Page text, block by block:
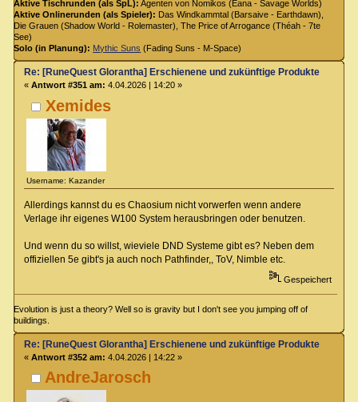
Aktive Tischrunden (als SpL): Agenten von Nomikos (Eana - Savage Worlds)
Aktive Onlinerunden (als Spieler): Das Windkammtal (Barsaive - Earthdawn),
Die Grauen (Shadow World - Rolemaster), The Price of Arrogance (Théah - 7te
See)
Solo (in Planung): Mythic Suns (Fading Suns - M-Space)
Xemides
Username: Kazander
Re: [RuneQuest Glorantha] Erschienene und zukünftige Produkte
« Antwort #351 am: 4.04.2026 | 14:20 »
Allerdings kannst du es Chaosium nicht vorwerfen wenn andere
Verlage ihr eigenes W100 System herausbringen oder benutzen.
Und wenn du so willst, wieviele DND Systeme gibt es? Neben dem
offiziellen 5e gibt's ja auch noch Pathfinder,, ToV, Nimble etc.
Gespeichert
Evolution is just a theory? Well so is gravity but I don't see you jumping off of
buildings.
AndreJarosch
Re: [RuneQuest Glorantha] Erschienene und zukünftige Produkte
« Antwort #352 am: 4.04.2026 | 14:22 »